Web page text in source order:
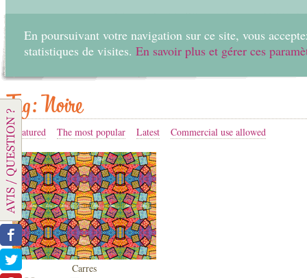
En poursuivant votre navigation sur ce site, vous
statistiques de visites. En savoir plus et gérer ces
Tag: Noire
Featured The most popular Latest Commercial use allowed
Carres